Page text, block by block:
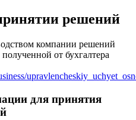
решений
компании решений
от бухгалтера
для принятия